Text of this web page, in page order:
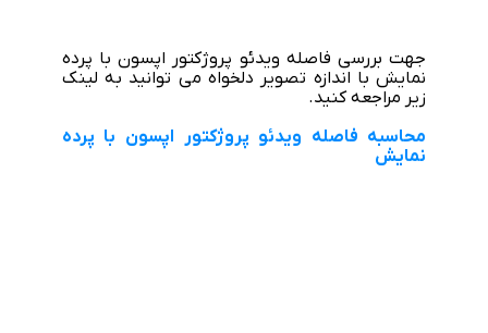
جهت بررسی فاصله ویدئو پروژکتور اپسون با پرده
نمایش با اندازه تصویر دلخواه می توانید به لینک
زیر مراجعه کنید.
محاسبه فاصله ویدئو پروژکتور اپسون با پرده
نمایش